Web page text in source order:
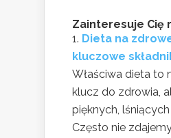
Zainteresuje Cię
Dieta na
kluczowe
Właściwa dieta to
klucz do zdrowia,
pięknych, lśniących
Często nie